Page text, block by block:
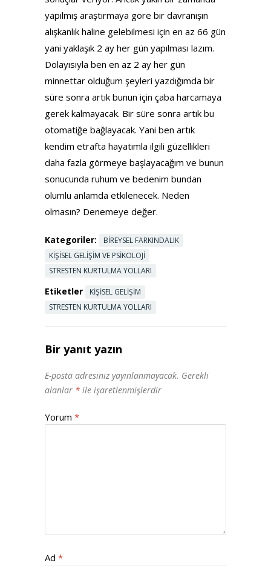
yapılmış araştırmaya göre bir davranışın
alışkanlık haline gelebilmesi için en az 66 gün
yani yaklaşık 2 ay her gün yapılması lazım.
Dolayısıyla ben en az 2 ay her gün
minnettar olduğum şeyleri yazdığımda bir
süre sonra artık bunun için çaba harcamaya
gerek kalmayacak. Bir süre sonra artık bu
otomatiğe bağlayacak. Yani ben artık
kendim etrafta hayatımla ilgili güzellikleri
daha fazla görmeye başlayacağım ve bunun
sonucunda ruhum ve bedenim bundan
olumlu anlamda etkilenecek. Neden
olmasın? Denemeye değer.
Kategoriler:
BIREYSEL FARKINDALIK
KIŞISEL GELIŞIM VE PSIKOLOJI
STRESTEN KURTULMA YOLLARI
Etiketler
KIŞISEL GELIŞIM
STRESTEN KURTULMA YOLLARI
Bir yanıt yazın
E-posta adresiniz yayınlanmayacak. Gerekli
alanlar * ile işaretlenmişlerdir
Yorum *
Ad *